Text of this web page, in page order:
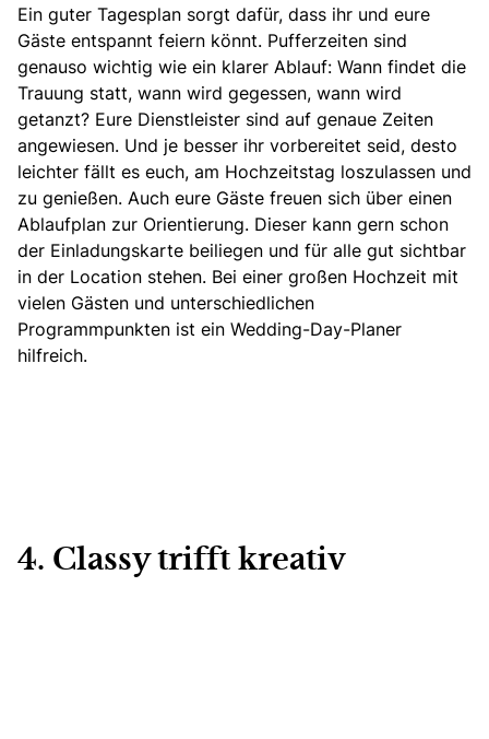
Ein guter Tagesplan sorgt dafür, dass ihr und eure
Gäste entspannt feiern könnt. Pufferzeiten sind
genauso wichtig wie ein klarer Ablauf: Wann findet die
Trauung statt, wann wird gegessen, wann wird
getanzt? Eure Dienstleister sind auf genaue Zeiten
angewiesen. Und je besser ihr vorbereitet seid, desto
leichter fällt es euch, am Hochzeitstag loszulassen und
zu genießen. Auch eure Gäste freuen sich über einen
Ablaufplan zur Orientierung. Dieser kann gern schon
der Einladungskarte beiliegen und für alle gut sichtbar
in der Location stehen. Bei einer großen Hochzeit mit
vielen Gästen und unterschiedlichen
Programmpunkten ist ein Wedding-Day-Planer
hilfreich.
4. Classy trifft kreativ